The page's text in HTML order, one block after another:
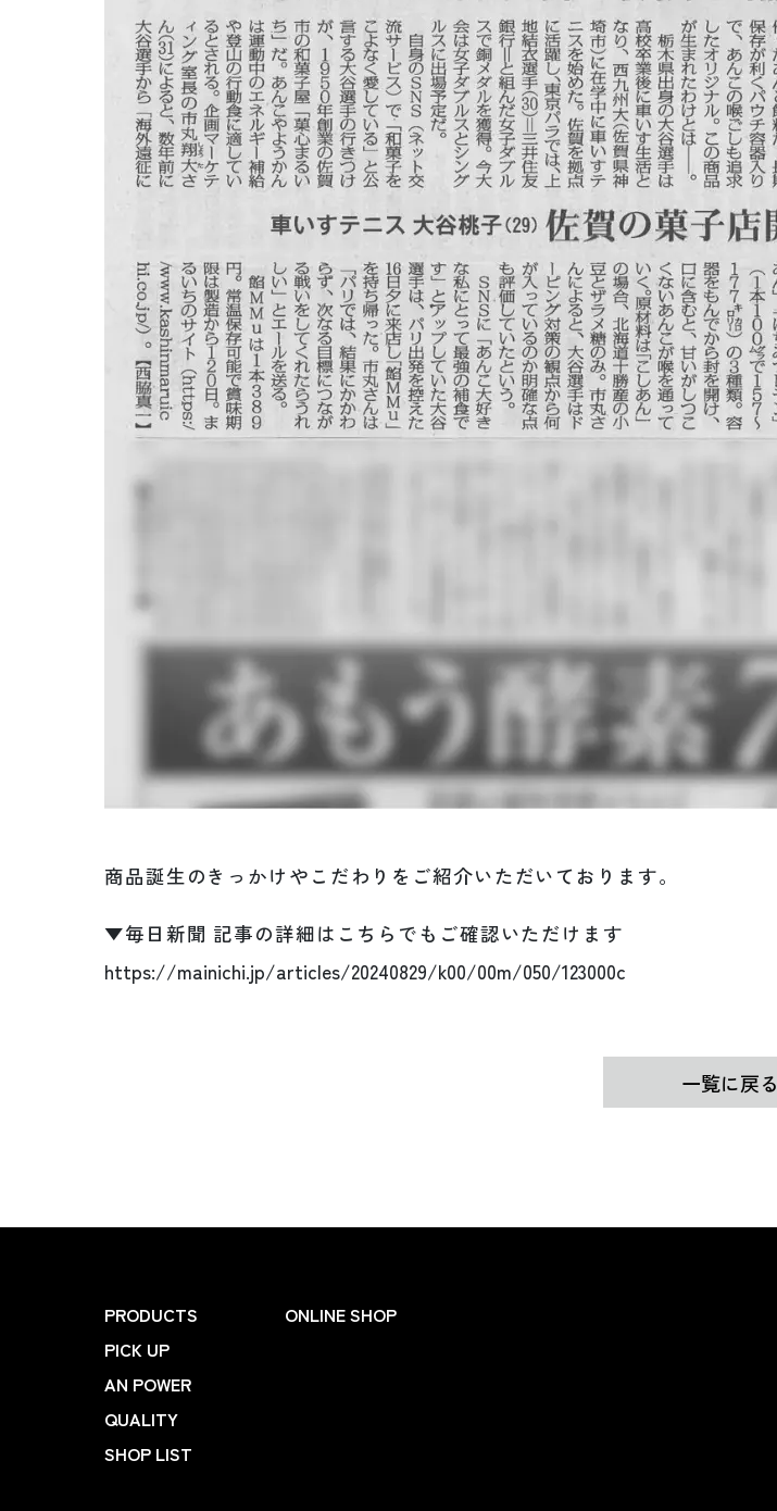
商品誕生のきっかけやこだわりをご紹介いただいております。
▼毎日新聞 記事の詳細はこちらでもご確認いただけます
https://mainichi.jp/articles/20240829/k00/00m/050/123000c
一覧に戻る
PRODUCTS
PICK UP
AN POWER
QUALITY
SHOP LIST
ONLINE SHOP